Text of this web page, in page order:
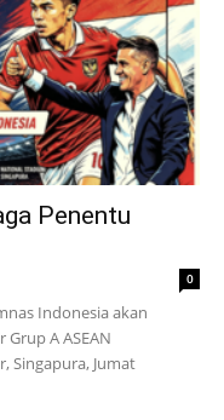
Penentu
0
Indonesia akan
A ASEAN
Singapura, Jumat